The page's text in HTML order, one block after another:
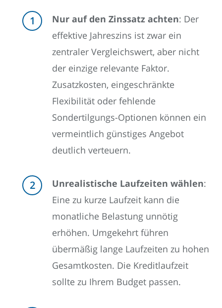
Nur auf den Zinssatz achten: Der
effektive Jahreszins ist zwar ein
zentraler Vergleichswert, aber nicht
der einzige relevante Faktor.
Zusatzkosten, eingeschränkte
Flexibilität oder fehlende
Sondertilgungs-Optionen können ein
vermeintlich günstiges Angebot
deutlich verteuern.
Unrealistische Laufzeiten wählen:
Eine zu kurze Laufzeit kann die
monatliche Belastung unnötig
erhöhen. Umgekehrt führen
übermäßig lange Laufzeiten zu hohen
Gesamtkosten. Die Kreditlaufzeit
sollte zu Ihrem Budget passen.